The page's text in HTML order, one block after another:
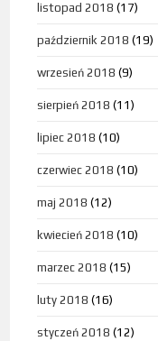
listopad 2018 (17)
październik 2018 (19)
wrzesień 2018 (9)
sierpień 2018 (11)
lipiec 2018 (10)
czerwiec 2018 (10)
maj 2018 (12)
kwiecień 2018 (10)
marzec 2018 (15)
luty 2018 (16)
styczeń 2018 (12)